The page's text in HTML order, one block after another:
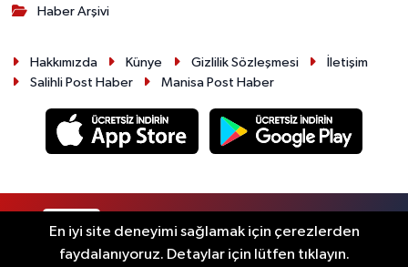
Haber Arşivi
Hakkımızda Künye Gizlilik Sözleşmesi
İletişim
Salihli Post Haber
Manisa Post Haber
En iyi site deneyimi sağlamak için çerezlerden
faydalanıyoruz. Detaylar için lütfen tıklayın.